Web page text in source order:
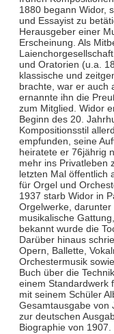
1880 begann Widor,
und Essayist zu
Herausgeber einer
Erscheinung. Als
und Oratorien (u.a.
klassische und
brachte, war er auch
ernannte ihn die
zum Mitglied. Widor
Beginn des 20.
Kompositionsstil
empfunden, seine
heiratete er 76jährig
mehr ins Privatleben
letzten Mal öffentlich
für Orgel und
1937 starb Widor in
Orgelwerke,
musikalische
bekannt wurde die
Darüber hinaus
Opern, Ballette,
Orchestermusik
Buch über die
einem Standardwerk
mit seinem Schüler
Gesamtausgabe von
zur deutschen
Biographie von 1907.